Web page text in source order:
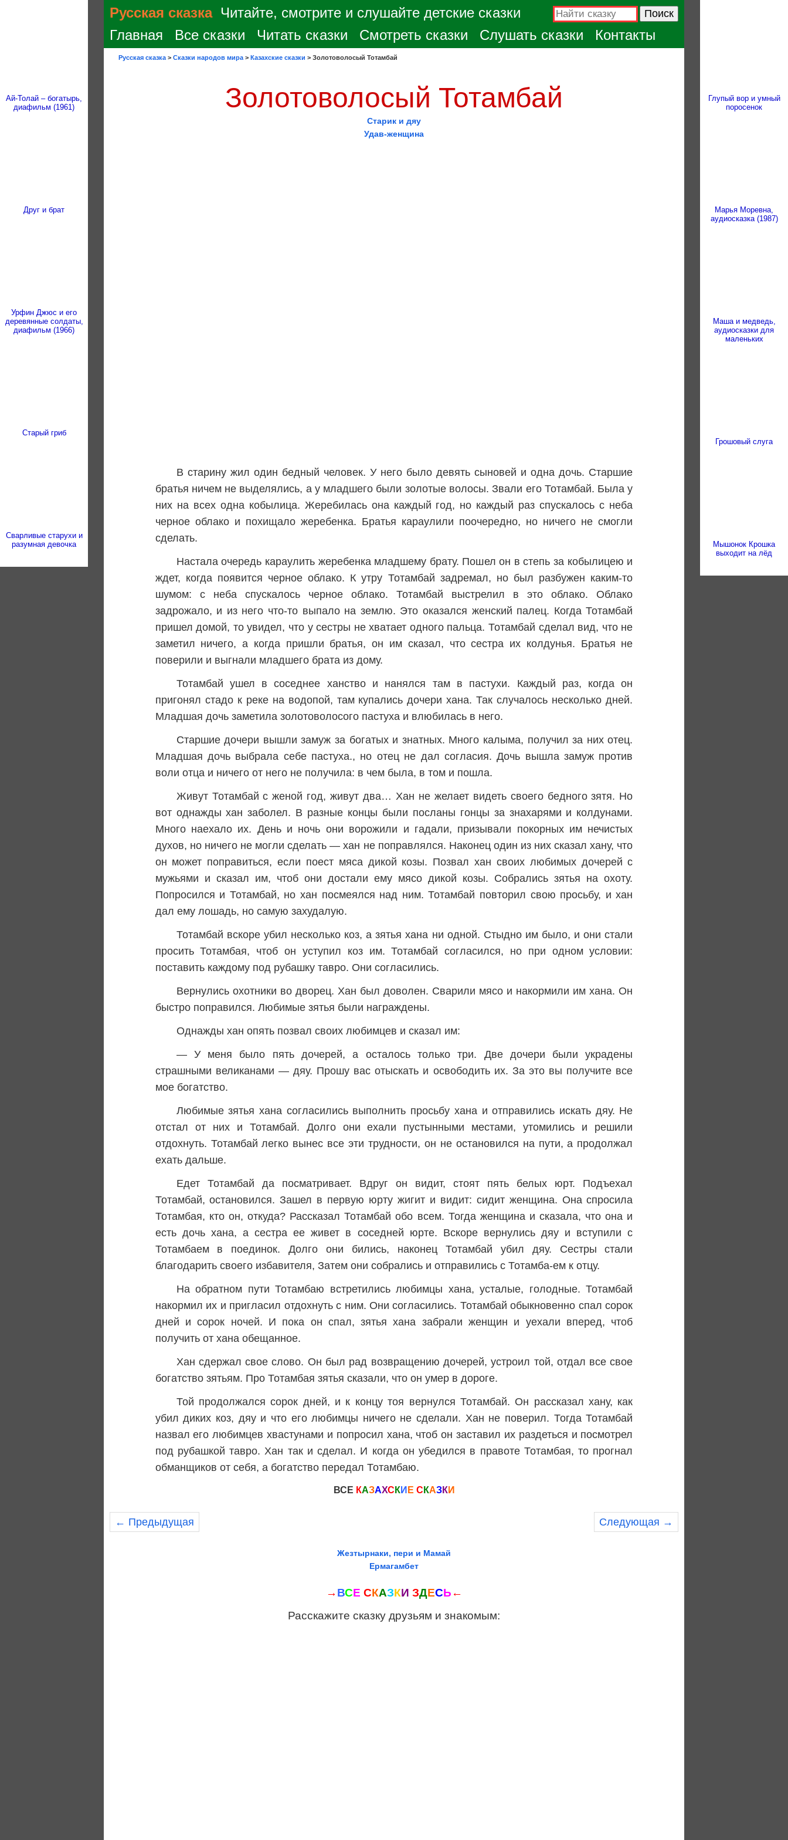
Ай-Толай – богатырь,
диафильм (1961)
Друг и брат
Урфин Джюс и его
деревянные солдаты,
диафильм (1966)
Старый гриб
Сварливые старухи и
разумная девочка
Глупый вор и умный
поросенок
Марья Моревна,
аудиосказка (1987)
Маша и медведь,
аудиосказки для
маленьких
Грошовый слуга
Мышонок Крошка
выходит на лёд
Русская сказка Читайте, смотрите и слушайте детские сказки
Главная
Все сказки Читать сказки Смотреть сказки Слушать сказки Контакты
Русская сказка > Сказки народов мира > Казахские сказки > Золотоволосый Тотамбай
Золотоволосый Тотамбай
Старик и дяу
Удав-женщина
В старину жил один бедный человек. У него было девять сыновей и одна дочь. Старшие
братья ничем не выделялись, а у младшего были золотые волосы. Звали его Тотамбай. Была у
них на всех одна кобылица. Жеребилась она каждый год, но каждый раз спускалось с неба
черное облако и похищало жеребенка. Братья караулили поочередно, но ничего не смогли
сделать.
Настала очередь караулить жеребенка младшему брату. Пошел он в степь за кобылицею и
ждет, когда появится черное облако. К утру Тотамбай задремал, но был разбужен каким-то
шумом: с неба спускалось черное облако. Тотамбай выстрелил в это облако. Облако
задрожало, и из него что-то выпало на землю. Это оказался женский палец. Когда Тотамбай
пришел домой, то увидел, что у сестры не хватает одного пальца. Тотамбай сделал вид, что не
заметил ничего, а когда пришли братья, он им сказал, что сестра их колдунья. Братья не
поверили и выгнали младшего брата из дому.
Тотамбай ушел в соседнее ханство и нанялся там в пастухи. Каждый раз, когда он
пригонял стадо к реке на водопой, там купались дочери хана. Так случалось несколько дней.
Младшая дочь заметила золотоволосого пастуха и влюбилась в него.
Старшие дочери вышли замуж за богатых и знатных. Много калыма, получил за них отец.
Младшая дочь выбрала себе пастуха., но отец не дал согласия. Дочь вышла замуж против
воли отца и ничего от него не получила: в чем была, в том и пошла.
Живут Тотамбай с женой год, живут два… Хан не желает видеть своего бедного зятя. Но
вот однажды хан заболел. В разные концы были посланы гонцы за знахарями и колдунами.
Много наехало их. День и ночь они ворожили и гадали, призывали покорных им нечистых
духов, но ничего не могли сделать — хан не поправлялся. Наконец один из них сказал хану, что
он может поправиться, если поест мяса дикой козы. Позвал хан своих любимых дочерей с
мужьями и сказал им, чтоб они достали ему мясо дикой козы. Собрались зятья на охоту.
Попросился и Тотамбай, но хан посмеялся над ним. Тотамбай повторил свою просьбу, и хан
дал ему лошадь, но самую захудалую.
Тотамбай вскоре убил несколько коз, а зятья хана ни одной. Стыдно им было, и они стали
просить Тотамбая, чтоб он уступил коз им. Тотамбай согласился, но при одном условии:
поставить каждому под рубашку тавро. Они согласились.
Вернулись охотники во дворец. Хан был доволен. Сварили мясо и накормили им хана. Он
быстро поправился. Любимые зятья были награждены.
Однажды хан опять позвал своих любимцев и сказал им:
— У меня было пять дочерей, а осталось только три. Две дочери были украдены
страшными великанами — дяу. Прошу вас отыскать и освободить их. За это вы получите все
мое богатство.
Любимые зятья хана согласились выполнить просьбу хана и отправились искать дяу. Не
отстал от них и Тотамбай. Долго они ехали пустынными местами, утомились и решили
отдохнуть. Тотамбай легко вынес все эти трудности, он не остановился на пути, а продолжал
ехать дальше.
Едет Тотамбай да посматривает. Вдруг он видит, стоят пять белых юрт. Подъехал
Тотамбай, остановился. Зашел в первую юрту жигит и видит: сидит женщина. Она спросила
Тотамбая, кто он, откуда? Рассказал Тотамбай обо всем. Тогда женщина и сказала, что она и
есть дочь хана, а сестра ее живет в соседней юрте. Вскоре вернулись дяу и вступили с
Тотамбаем в поединок. Долго они бились, наконец Тотамбай убил дяу. Сестры стали
благодарить своего избавителя, Затем они собрались и отправились с Тотамба-ем к отцу.
На обратном пути Тотамбаю встретились любимцы хана, усталые, голодные. Тотамбай
накормил их и пригласил отдохнуть с ним. Они согласились. Тотамбай обыкновенно спал сорок
дней и сорок ночей. И пока он спал, зятья хана забрали женщин и уехали вперед, чтоб
получить от хана обещанное.
Хан сдержал свое слово. Он был рад возвращению дочерей, устроил той, отдал все свое
богатство зятьям. Про Тотамбая зятья сказали, что он умер в дороге.
Той продолжался сорок дней, и к концу тоя вернулся Тотамбай. Он рассказал хану, как
убил диких коз, дяу и что его любимцы ничего не сделали. Хан не поверил. Тогда Тотамбай
назвал его любимцев хвастунами и попросил хана, чтоб он заставил их раздеться и посмотрел
под рубашкой тавро. Хан так и сделал. И когда он убедился в правоте Тотамбая, то прогнал
обманщиков от себя, а богатство передал Тотамбаю.
ВСЕ КАЗАХС КИ Е С КАЗКИ
← Предыдущая Следующая →
Жезтырнаки, пери и Мамай
Ермагамбет
→ ВСЕ СКАЗКИ ЗДЕСЬ ←
Расскажите сказку друзьям и знакомым: